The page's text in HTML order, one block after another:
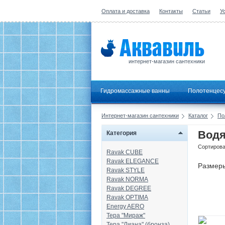
Оплата и доставка Контакты Статьи
интернет-магазин сантехники
Гидромассажные ванны
Интернет-магазин сантехники Каталог
Категория
Ravak CUBE
Ravak ELEGANCE
Ravak STYLE
Ravak NORMA
Ravak DEGREE
Ravak OPTIMA
Energy AERO
Тера "Мираж"